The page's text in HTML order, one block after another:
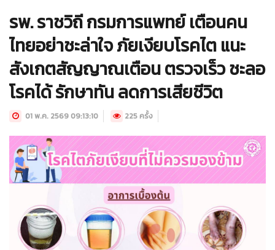
รพ. ราชวิถี กรมการแพทย์ เตือนคน
ไทยอย่าชะล่าใจ ภัยเงียบโรคไต แนะ
สังเกตสัญญาณเตือน ตรวจเร็ว ชะลอ
โรคได้ รักษาทัน ลดการเสียชีวิต
01 พ.ค. 2569 09:13:10 225 ครั้ง